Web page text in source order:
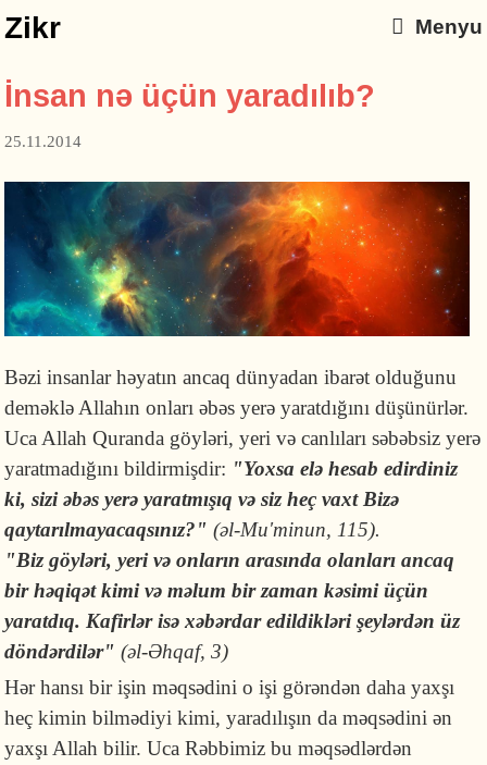
Zikr Menyu
İnsan nə üçün yaradılıb?
25.11.2014
Bəzi insanlar həyatın ancaq dünyadan ibarət olduğunu
deməklə Allahın onları əbəs yerə yaratdığını düşünürlər.
Uca Allah Quranda göyləri, yeri və canlıları səbəbsiz yerə
yaratmadığını bildirmişdir: "Yoxsa elə hesab edirdiniz
ki, sizi əbəs yerə yaratmışıq və siz heç vaxt Bizə
qaytarılmayacaqsınız?"(əl-Mu'minun, 115).
"Biz göyləri, yeri və onların arasında olanları ancaq
bir həqiqət kimi və məlum bir zaman kəsimi üçün
yaratdıq. Kafirlər isə xəbərdar edildikləri şeylərdən üz
döndərdilər"(əl-Əhqaf, 3)
Hər hansı bir işin məqsədini o işi görəndən daha yaxşı
heç kimin bilmədiyi kimi, yaradılışın da məqsədini ən
yaxşı Allah bilir. Uca Rəbbimiz bu məqsədlərdən